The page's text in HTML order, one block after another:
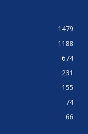
1479
1188
674
231
155
74
66